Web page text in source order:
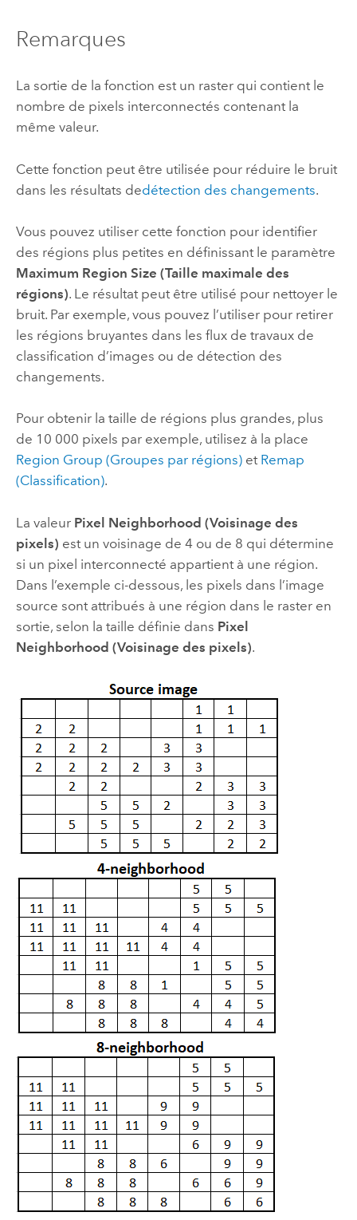
Remarques
La sortie de la fonction est un raster qui contient le
nombre de pixels interconnectés contenant la
même valeur.
Cette fonction peut être utilisée pour réduire le bruit
dans les résultats dedétection des changements.
Vous pouvez utiliser cette fonction pour identifier
des régions plus petites en définissant le paramètre
Maximum Region Size (Taille maximale des
régions). Le résultat peut être utilisé pour nettoyer le
bruit. Par exemple, vous pouvez l’utiliser pour retirer
les régions bruyantes dans les flux de travaux de
classification d’images ou de détection des
changements.
Pour obtenir la taille de régions plus grandes, plus
de 10 000 pixels par exemple, utilisez à la place
Region Group (Groupes par régions)et Remap
(Classification).
La valeur Pixel Neighborhood (Voisinage des
pixels) est un voisinage de 4 ou de 8 qui détermine
si un pixel interconnecté appartient à une région.
Dans l’exemple ci-dessous, les pixels dans l’image
source sont attribués à une région dans le raster en
sortie, selon la taille définie dans Pixel
Neighborhood (Voisinage des pixels).